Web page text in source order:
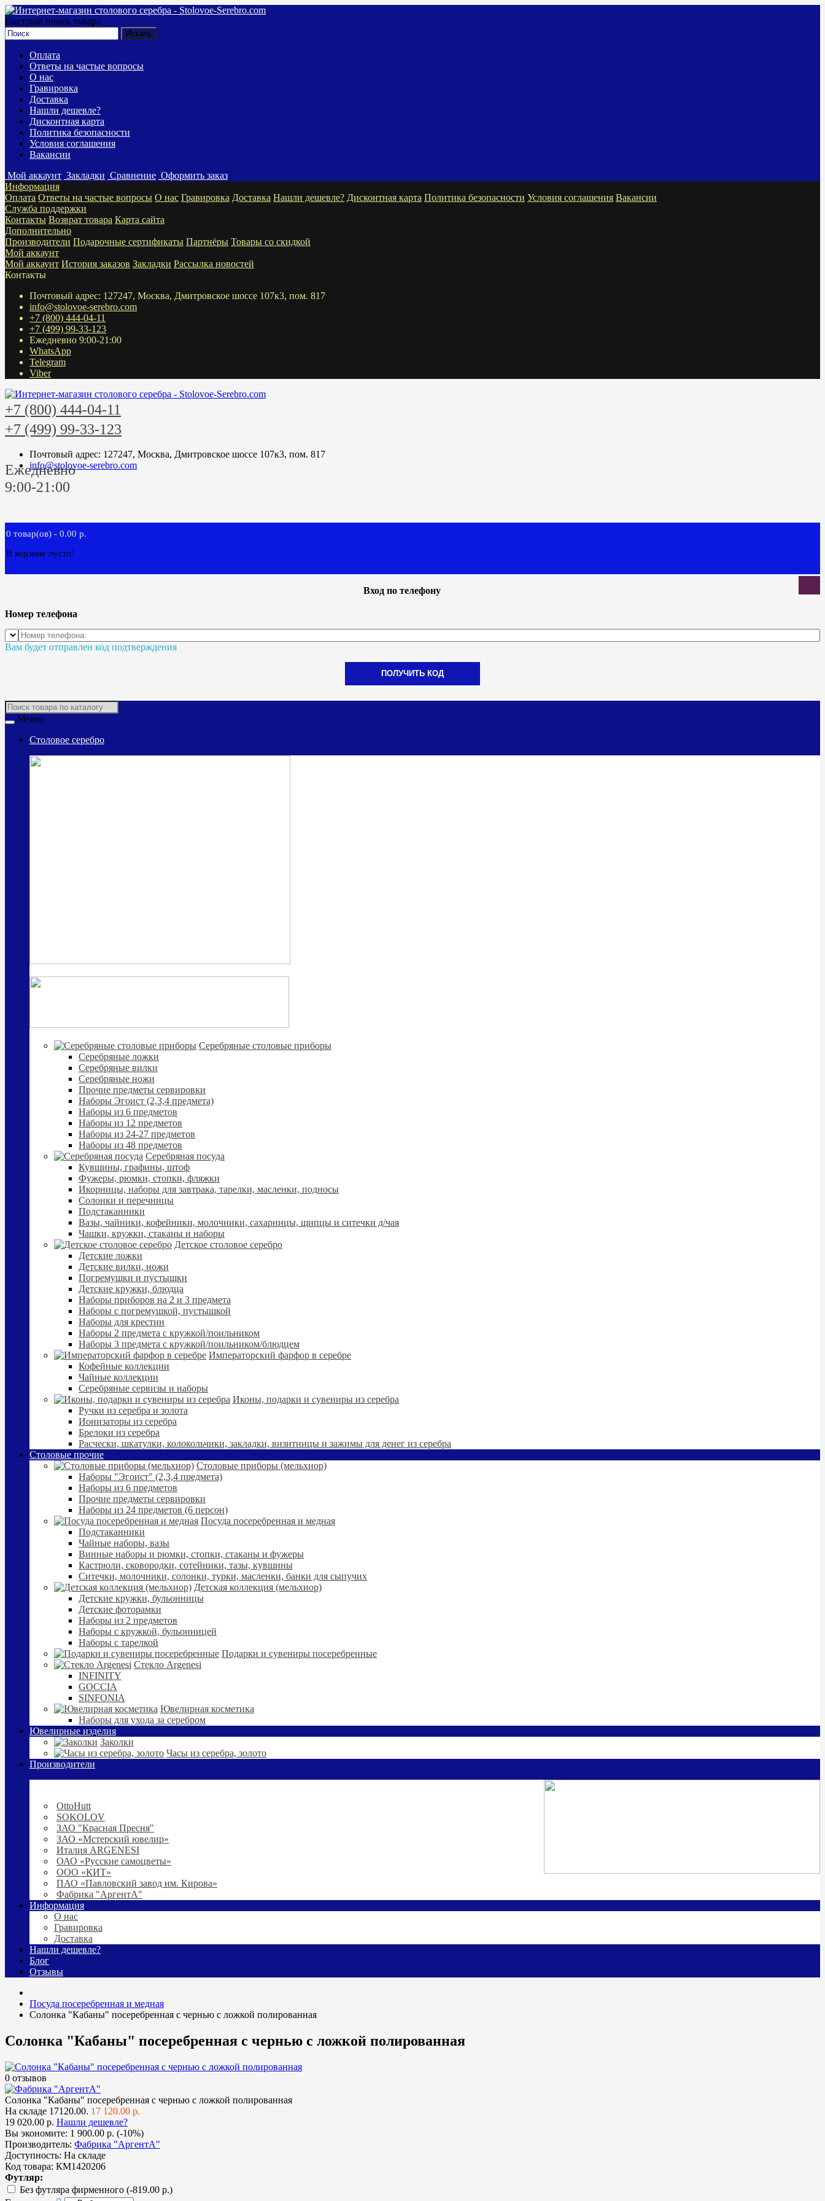
Быстрый поиск товара
Оплата
Ответы на частые вопросы
О нас
Гравировка
Доставка
Нашли дешевле?
Дисконтная карта
Политика безопасности
Условия соглашения
Вакансии
Мой аккаунт Закладки Сравнение Оформить заказ
Информация
Оплата Ответы на частые вопросы О нас Гравировка Доставка Нашли дешевле? Дисконтная карта Политика безопасности Условия соглашения Вакансии
Служба поддержки
Контакты Возврат товара Карта сайта
Дополнительно
Производители Подарочные сертификаты Партнёры Товары со скидкой
Мой аккаунт
Мой аккаунт История заказов Закладки Рассылка новостей
Контакты
Почтовый адрес: 127247, Москва, Дмитровское шоссе 107к3, пом. 817
info@stolovoe-serebro.com
+7 (800) 444-04-11
+7 (499) 99-33-123
Ежедневно 9:00-21:00
WhatsApp
Telegram
Viber
+7 (800) 444-04-11
+7 (499) 99-33-123
Почтовый адрес: 127247, Москва, Дмитровское шоссе 107к3, пом. 817
info@stolovoe-serebro.com
Ежедневно
9:00-21:00
0 товар(ов) - 0.00 р.
В корзине пусто!
Вход по телефону
Номер телефона
Вам будет отправлен код подтверждения
ПОЛУЧИТЬ КОД
Меню
Столовое серебро
Cеребряные столовые приборы
Серебряные ложки
Серебряные вилки
Серебряные ножи
Прочие предметы сервировки
Наборы Эгоист (2,3,4 предмета)
Наборы из 6 предметов
Наборы из 12 предметов
Наборы из 24-27 предметов
Наборы из 48 предметов
Серебряная посуда
Кувшины, графины, штоф
Фужеры, рюмки, стопки, фляжки
Икорницы, наборы для завтрака, тарелки, масленки, подносы
Солонки и перечницы
Подстаканники
Вазы, чайники, кофейники, молочники, сахарницы, щипцы и ситечки д/чая
Чашки, кружки, стаканы и наборы
Детское столовое серебро
Детские ложки
Детские вилки, ножи
Погремушки и пустышки
Детские кружки, блюдца
Наборы приборов на 2 и 3 предмета
Наборы с погремушкой, пустышкой
Наборы для крестин
Наборы 2 предмета с кружкой/поильником
Наборы 3 предмета с кружкой/поильником/блюдцем
Императорский фарфор в серебре
Кофейные коллекции
Чайные коллекции
Серебряные сервизы и наборы
Иконы, подарки и сувениры из серебра
Ручки из серебра и золота
Ионизаторы из серебра
Брелоки из серебра
Расчески, шкатулки, колокольчики, закладки, визитницы и зажимы для денег из серебра
Столовые прочие
Столовые приборы (мельхиор)
Наборы "Эгоист" (2,3,4 предмета)
Наборы из 6 предметов
Прочие предметы сервировки
Наборы из 24 предметов (6 персон)
Посуда посеребренная и медная
Подстаканники
Чайные наборы, вазы
Винные наборы и рюмки, стопки, стаканы и фужеры
Кастрюли, сковородки, сотейники, тазы, кувшины
Ситечки, молочники, солонки, турки, масленки, банки для сыпучих
Детская коллекция (мельхиор)
Детские кружки, бульонницы
Детские фоторамки
Наборы из 2 предметов
Наборы с кружкой, бульонницей
Наборы с тарелкой
Подарки и сувениры посеребренные
Стекло Argenesi
INFINITY
GOCCIA
SINFONIA
Ювелирная косметика
Наборы для ухода за серебром
Ювелирные изделия
Заколки
Часы из серебра, золото
Производители
OttoHutt
SOKOLOV
ЗАО "Красная Пресня"
ЗАО «Мстерский ювелир»
Италия ARGENESI
ОАО «Русские самоцветы»
ООО «КИТ»
ПАО «Павловский завод им. Кирова»
Фабрика "АргентА"
Информация
О нас
Гравировка
Доставка
Нашли дешевле?
Блог
Отзывы
Посуда посеребренная и медная
Солонка "Кабаны" посеребренная с чернью с ложкой полированная
Солонка "Кабаны" посеребренная с чернью с ложкой полированная
0 отзывов
Солонка "Кабаны" посеребренная с чернью с ложкой полированная
На складе 17120.00. 17 120.00 р.
19 020.00 р. Нашли дешевле?
Вы экономите: 1 900.00 р. (-10%)
Производитель: Фабрика "АргентА"
Доступность: На складе
Код товара: КМ1420206
Футляр:
Без футляра фирменного (-819.00 р.)